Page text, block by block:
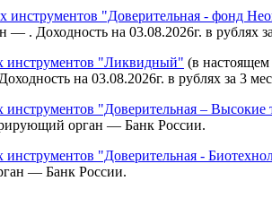
"Доверительная - фонд
. Доходность на 03.08.2026г. в рублях
инструментов "Ликвидный" (в
на 03.08.2026г. в рублях за 3
"Доверительная – Высокие
орган — Банк России.
"Доверительная -
— Банк России.